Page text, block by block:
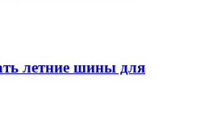
летние шины для